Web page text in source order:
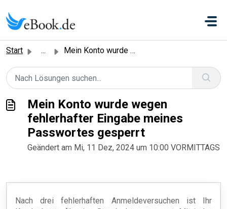
Start ... Mein Konto wurde wegen fehlerhafter Eingabe meines Passwo...
Mein Konto wurde wegen
fehlerhafter Eingabe meines
Passwortes gesperrt
Geändert am Mi, 11 Dez, 2024 um 10:00 VORMITTAGS
Nach drei fehlerhaften Anmeldeversuchen ist Ihr